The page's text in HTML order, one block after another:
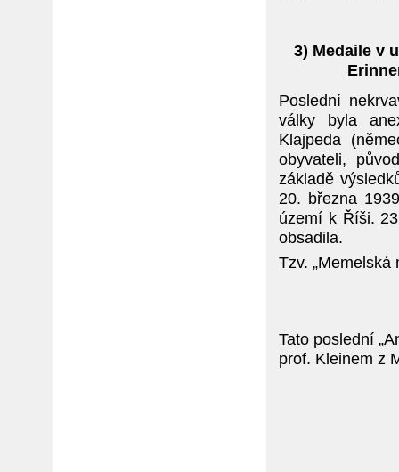
3) Medaile v
Poslední
války byla
Klajpeda
obyvateli,
základě
20. března
území k Říši.
obsadila.
Tzv. „Memelská
Tato poslední
prof. Kleinem z